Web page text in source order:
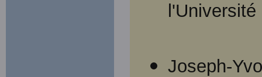
Joseph-